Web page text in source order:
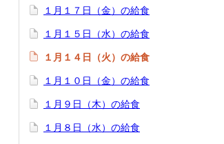
１月１７日（金）の給食
１月１５日（水）の給食
１月１４日（火）の給食
１月１０日（金）の給食
１月９日（木）の給食
１月８日（水）の給食